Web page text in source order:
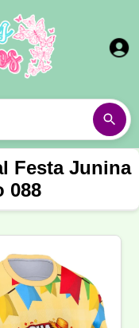
Festa Junina
088